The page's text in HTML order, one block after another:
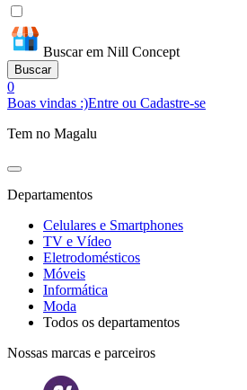
Buscar em Nill Concept
Buscar
0
Boas vindas :)Entre ou Cadastre-se
Tem no Magalu
Departamentos
Celulares e Smartphones
TV e Vídeo
Eletrodomésticos
Móveis
Informática
Moda
Todos os departamentos
Nossas marcas e parceiros